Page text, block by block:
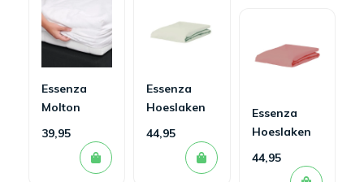
Essenza
Molton
Hoeslaken
39,95
Essenza
Hoeslaken
Minte
44,95
Essenza
Hoeslaken
Minte Dusty
44,95